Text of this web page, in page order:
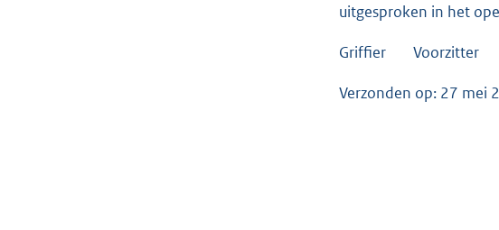
uitgesproken in het
Griffier Voorzitter
Verzonden op: 27 mei